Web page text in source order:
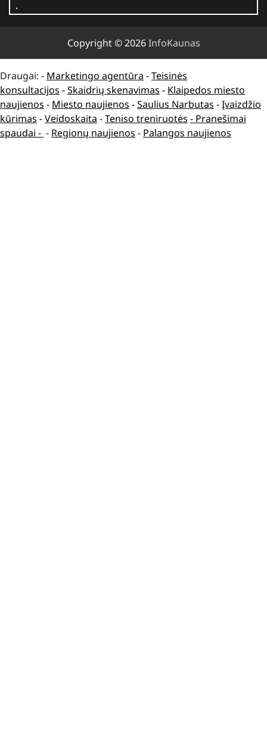
Copyright © 2026InfoKaunas
Draugai: - Marketingo agentūra -Teisinės
konsultacijos -Skaidrių skenavimas - Klaipedos miesto
naujienos - Miesto naujienos -Saulius Narbutas -Įvaizdžio
kūrimas -Veidoskaita -Teniso treniruotės - Pranešimai
spaudai - - Regionų naujienos - Palangos naujienos